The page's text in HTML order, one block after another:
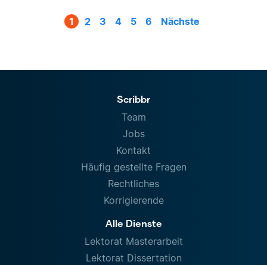
1 2 3 4 5 6 Nächste
Scribbr
Team
Jobs
Kontakt
Häufig gestellte Fragen
Rechtliches
Korrigierende
Alle Dienste
Lektorat Masterarbeit
Lektorat Dissertation